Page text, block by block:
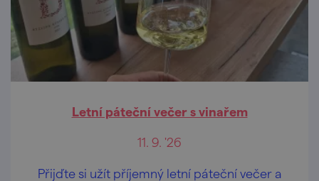
Letní páteční večer s vinařem
11. 9. '26
Přijďte si užít příjemný letní páteční večer a